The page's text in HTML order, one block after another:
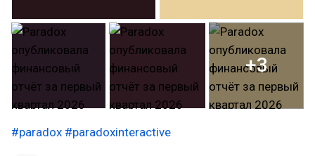
+3
#paradox #paradoxinteractive